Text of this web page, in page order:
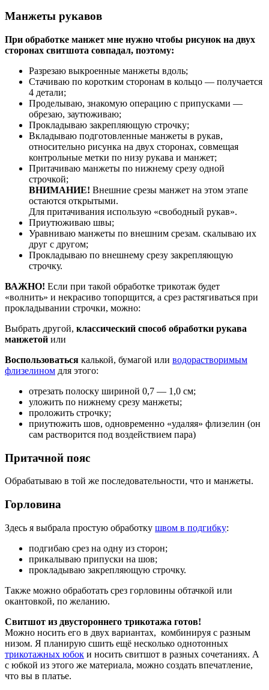
Манжеты рукавов
При обработке манжет мне нужно чтобы рисунок на двух
сторонах свитшота совпадал, поэтому:
Разрезаю выкроенные манжеты вдоль;
Стачиваю по коротким сторонам в кольцо — получается
4 детали;
Проделываю, знакомую операцию с припусками —
обрезаю, заутюживаю;
Прокладываю закрепляющую строчку;
Вкладываю подготовленные манжеты в рукав,
относительно рисунка на двух сторонах, совмещая
контрольные метки по низу рукава и манжет;
Притачиваю манжеты по нижнему срезу одной
строчкой;
ВНИМАНИЕ! Внешние срезы манжет на этом этапе
остаются открытыми.
Для притачивания использую «свободный рукав».
Приутюживаю швы;
Уравниваю манжеты по внешним срезам. скалываю их
друг с другом;
Прокладываю по внешнему срезу закрепляющую
строчку.
ВАЖНО! Если при такой обработке трикотаж будет
«волнить» и некрасиво топорщится, а срез растягиваться при
прокладывании строчки, можно:
Выбрать другой, классический способ обработки рукава
манжетой или
Воспользоваться калькой, бумагой или водорастворимым
флизелином для этого:
отрезать полоску шириной 0,7 — 1,0 см;
уложить по нижнему срезу манжеты;
проложить строчку;
приутюжить шов, одновременно «удаляя» флизелин (он
сам растворится под воздействием пара)
Притачной пояс
Обрабатываю в той же последовательности, что и манжеты.
Горловина
Здесь я выбрала простую обработку швом в подгибку:
подгибаю срез на одну из сторон;
прикалываю припуски на шов;
прокладываю закрепляющую строчку.
Также можно обработать срез горловины обтачкой или
окантовкой, по желанию.
Свитшот из двустороннего трикотажа готов!
Можно носить его в двух вариантах, комбинируя с разным
низом. Я планирую сшить ещё несколько однотонных
трикотажных юбок и носить свитшот в разных сочетаниях. А
с юбкой из этого же материала, можно создать впечатление,
что вы в платье.